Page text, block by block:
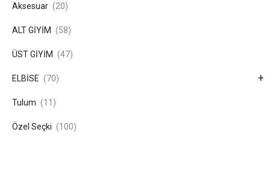
Aksesuar (20)
ALT GİYİM (58)
ÜST GİYİM (47)
+
ELBİSE (70)
Tulum (11)
Özel Seçki (100)